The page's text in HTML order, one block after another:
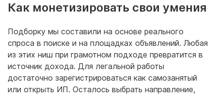
Как монетизировать свои умения
Подборку мы составили на основе реального
спроса в поиске и на площадках объявлений. Любая
из этих ниш при грамотном подходе превратится в
источник дохода. Для легальной работы
достаточно зарегистрироваться как самозанятый
или открыть ИП. Осталось выбрать направление,